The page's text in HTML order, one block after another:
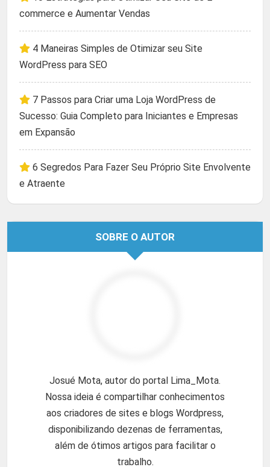
commerce e Aumentar Vendas
4 Maneiras Simples de Otimizar seu Site
WordPress para SEO
7 Passos para Criar uma Loja WordPress de
Sucesso: Guia Completo para Iniciantes e Empresas
em Expansão
6 Segredos Para Fazer Seu Próprio Site Envolvente
e Atraente
SOBRE O AUTOR
Josué Mota, autor do portal Lima_Mota.
Nossa ideia é compartilhar conhecimentos
aos criadores de sites e blogs Wordpress,
disponibilizando dezenas de ferramentas,
além de ótimos artigos para facilitar o
trabalho.